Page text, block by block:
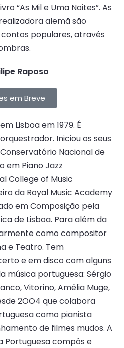
“As Mil e Uma Noites”. As
alemã são
populares, através
Raposo
em Breve
Lisboa em 1979. É
Iniciou os seus
Nacional de
em Piano Jazz
College of Music
da Royal Music Academy
em Composição pela
de Lisboa. Para além da
como compositor
e Teatro. Tem
e em disco com alguns
música portuguesa: Sérgio
Vitorino, Amélia Muge,
2OO4 que colabora
como pianista
de filmes mudos. A
Portuguesa compôs e